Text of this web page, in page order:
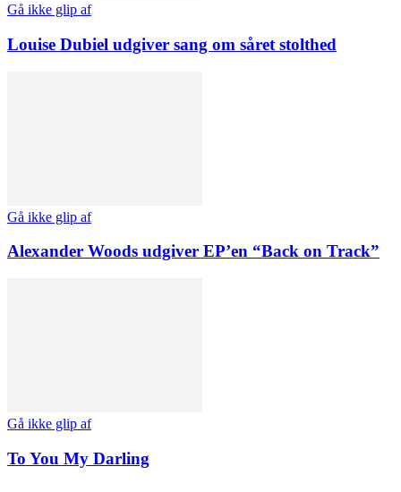
Gå ikke glip af
Louise Dubiel udgiver sang om såret stolthed
Gå ikke glip af
Alexander Woods udgiver EP’en “Back on Track”
Gå ikke glip af
To You My Darling